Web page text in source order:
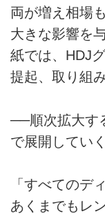
両が増え相場
大きな影響を
紙では、HDJ
提起、取り組
──順次拡大す
で展開してい
「すべてのデ
あくまでもレ